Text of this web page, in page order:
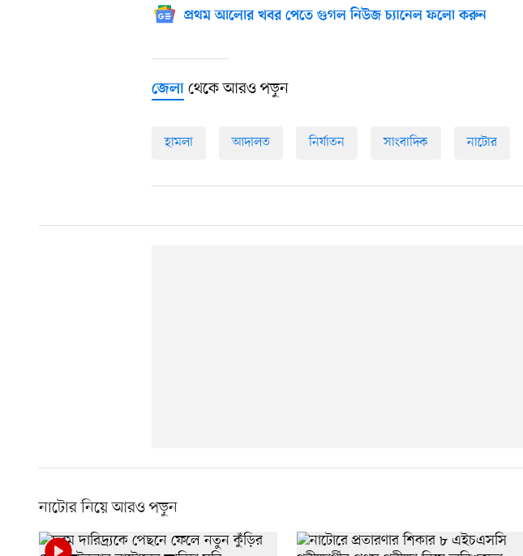
প্রথম আলোর খবর পেতে গুগল নিউজ চ্যানেল ফলো করুন
জেলা থেকে আরও পড়ুন
হামলা আদালত নির্যাতন সাংবাদিক নাটোর
নাটোর নিয়ে আরও পড়ুন